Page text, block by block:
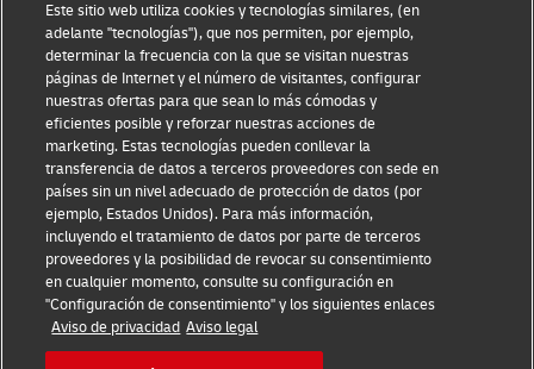
Asesoramiento en e-
commerce
Asesoramiento B2B
Asesoramiento logístico
Noticias & Insights
Envía con DHL
Contacto
Sostenibilidad
Aviso Legal
Condiciones de uso
Aviso de privacidad
Configuración de cookies
Síguenos
Este sitio web utiliza cookies y tecnologías similares, (en
adelante "tecnologías"), que nos permiten, por ejemplo,
determinar la frecuencia con la que se visitan nuestras
páginas de Internet y el número de visitantes, configurar
nuestras ofertas para que sean lo más cómodas y
eficientes posible y reforzar nuestras acciones de
marketing. Estas tecnologías pueden conllevar la
transferencia de datos a terceros proveedores con sede en
países sin un nivel adecuado de protección de datos (por
ejemplo, Estados Unidos). Para más información,
incluyendo el tratamiento de datos por parte de terceros
proveedores y la posibilidad de revocar su consentimiento
en cualquier momento, consulte su configuración en
"Configuración de consentimiento" y los siguientes enlaces
Aviso de privacidad Aviso legal